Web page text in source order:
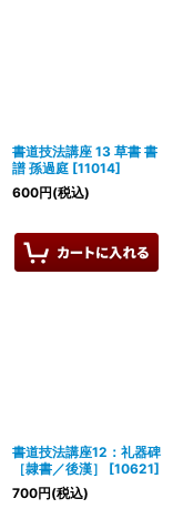
書道技法講座 13 草書 書
譜 孫過庭 [11014]
600円(税込)
書道技法講座12：礼器碑
［隷書／後漢］
[10621]
700円(税込)